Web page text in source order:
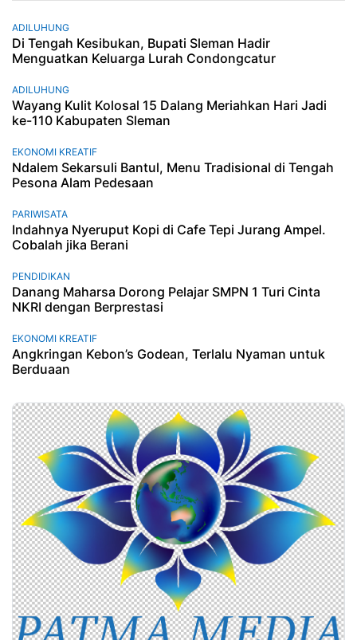
ADILUHUNG
Di Tengah Kesibukan, Bupati Sleman Hadir
Menguatkan Keluarga Lurah Condongcatur
ADILUHUNG
Wayang Kulit Kolosal 15 Dalang Meriahkan Hari Jadi
ke-110 Kabupaten Sleman
EKONOMI KREATIF
Ndalem Sekarsuli Bantul, Menu Tradisional di Tengah
Pesona Alam Pedesaan
PARIWISATA
Indahnya Nyeruput Kopi di Cafe Tepi Jurang Ampel.
Cobalah jika Berani
PENDIDIKAN
Danang Maharsa Dorong Pelajar SMPN 1 Turi Cinta
NKRI dengan Berprestasi
EKONOMI KREATIF
Angkringan Kebon’s Godean, Terlalu Nyaman untuk
Berduaan